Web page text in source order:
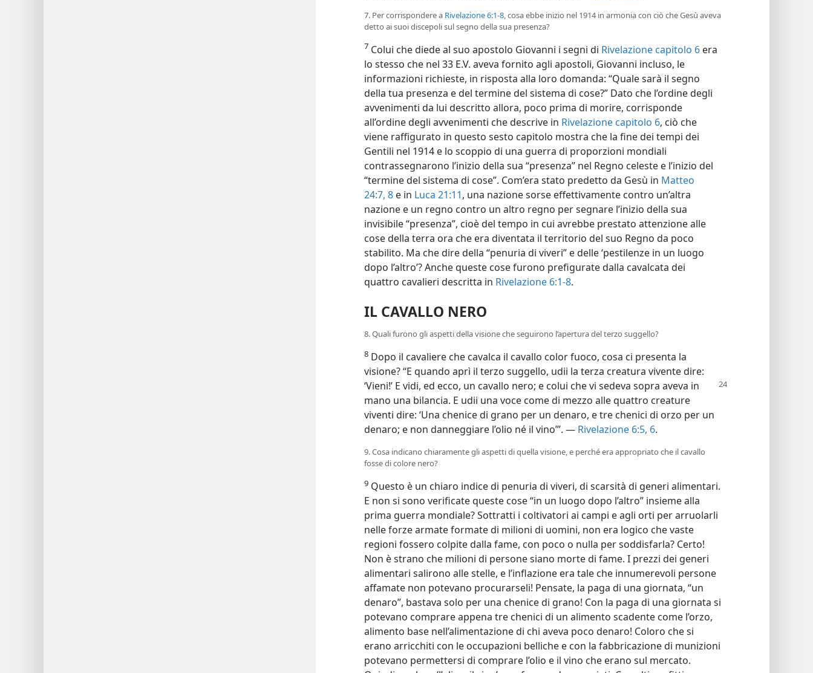
7. Per corrispondere a Rivelazione 6:1-8, cosa ebbe inizio nel 1914 in armonia con ciò che Gesù aveva
detto ai suoi discepoli sul segno della sua presenza?
7 Colui che diede al suo apostolo Giovanni i segni di Rivelazione capitolo 6 era
lo stesso che nel 33 E.V. aveva fornito agli apostoli, Giovanni incluso, le
informazioni richieste, in risposta alla loro domanda: “Quale sarà il segno
della tua presenza e del termine del sistema di cose?” Dato che l’ordine degli
avvenimenti da lui descritto allora, poco prima di morire, corrisponde
all’ordine degli avvenimenti che descrive in Rivelazione capitolo 6, ciò che
viene raffigurato in questo sesto capitolo mostra che la fine dei tempi dei
Gentili nel 1914 e lo scoppio di una guerra di proporzioni mondiali
contrassegnarono l’inizio della sua “presenza” nel Regno celeste e l’inizio del
“termine del sistema di cose”. Com’era stato predetto da Gesù in Matteo
24:7, 8 e in Luca 21:11, una nazione sorse effettivamente contro un’altra
nazione e un regno contro un altro regno per segnare l’inizio della sua
invisibile “presenza”, cioè del tempo in cui avrebbe prestato attenzione alle
cose della terra ora che era diventata il territorio del suo Regno da poco
stabilito. Ma che dire della “penuria di viveri” e delle ‘pestilenze in un luogo
dopo l’altro’? Anche queste cose furono prefigurate dalla cavalcata dei
quattro cavalieri descritta in Rivelazione 6:1-8.
IL CAVALLO NERO
8. Quali furono gli aspetti della visione che seguirono l’apertura del terzo suggello?
8 Dopo il cavaliere che cavalca il cavallo color fuoco, cosa ci presenta la
visione? “E quando aprì il terzo suggello, udii la terza creatura vivente dire:
‘Vieni!’ E vidi, ed ecco, un cavallo nero; e colui che vi sedeva sopra aveva in
mano una bilancia. E udii una voce come di mezzo alle quattro creature
viventi dire: ‘Una chenice di grano per un denaro, e tre chenici di orzo per un
denaro; e non danneggiare l’olio né il vino’”. — Rivelazione 6:5, 6.
9. Cosa indicano chiaramente gli aspetti di quella visione, e perché era appropriato che il cavallo
fosse di colore nero?
9 Questo è un chiaro indice di penuria di viveri, di scarsità di generi alimentari.
E non si sono verificate queste cose “in un luogo dopo l’altro” insieme alla
prima guerra mondiale? Sottratti i coltivatori ai campi e agli orti per arruolarli
nelle forze armate formate di milioni di uomini, non era logico che vaste
regioni fossero colpite dalla fame, con poco o nulla per soddisfarla? Certo!
Non è strano che milioni di persone siano morte di fame. I prezzi dei generi
alimentari salirono alle stelle, e l’inflazione era tale che innumerevoli persone
affamate non potevano procurarseli! Pensate, la paga di una giornata, “un
denaro”, bastava solo per una chenice di grano! Con la paga di una giornata si
potevano comprare appena tre chenici di un alimento scadente come l’orzo,
alimento base nell’alimentazione di chi aveva poco denaro! Coloro che si
erano arricchiti con le occupazioni belliche e con la fabbricazione di munizioni
potevano permettersi di comprare l’olio e il vino che erano sul mercato.